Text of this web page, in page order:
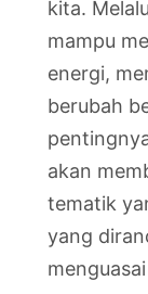
kita.
mampu
energi,
berubah
akan
tematik
yang